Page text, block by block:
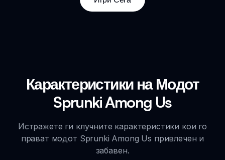
Карактеристики на Модот
Sprunki Among Us
Истражете ги клучните карактеристики кои го
прават модот Sprunki Among Us привлечен и
забавен.